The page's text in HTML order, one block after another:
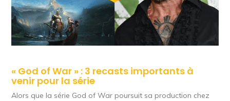
« God of War » : 3 recasts importants à
venir pour la série
Alors que la série God of War poursuit sa production chez